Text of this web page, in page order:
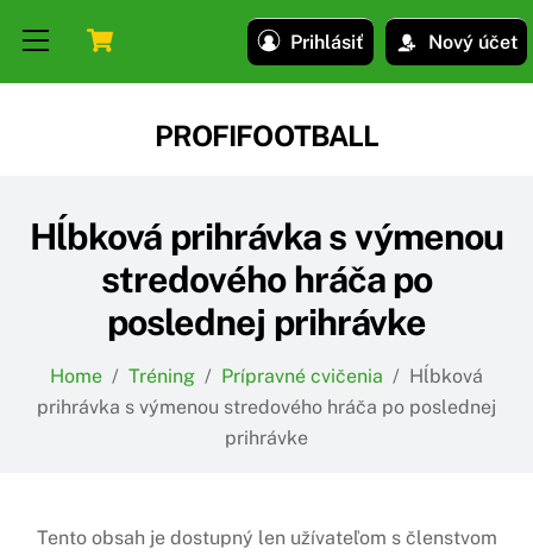
Prihlásiť Nový účet
Menu
PROFIFOOTBALL
Hĺbková prihrávka s výmenou
stredového hráča po
poslednej prihrávke
Home / Tréning / Prípravné cvičenia / Hĺbková
prihrávka s výmenou stredového hráča po poslednej
prihrávke
Tento obsah je dostupný len užívateľom s členstvom